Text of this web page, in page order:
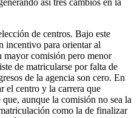
así tres cambios en la
de centros. Bajo este
incentivo para orientar al
mayor comisión pero menor
de matricularse por falta de
de la agencia son cero. En
el centro y la carrera que
aunque la comisión no sea la
como la de finalizar